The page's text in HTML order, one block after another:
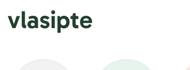
vlasipte